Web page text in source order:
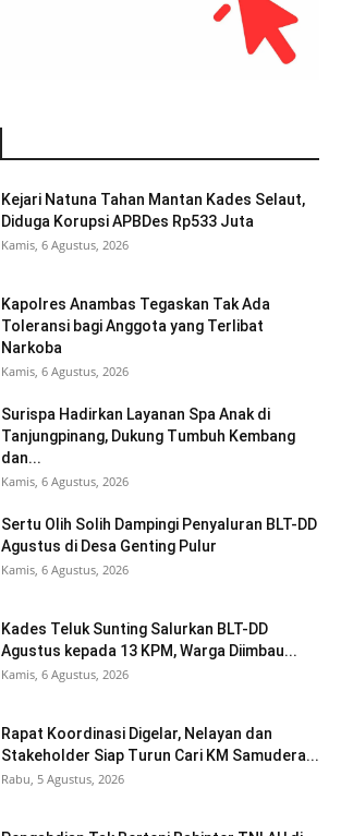
Kejari Natuna Tahan Mantan Kades Selaut,
Diduga Korupsi APBDes Rp533 Juta
Kamis, 6 Agustus, 2026
Kapolres Anambas Tegaskan Tak Ada
Toleransi bagi Anggota yang Terlibat
Narkoba
Kamis, 6 Agustus, 2026
Surispa Hadirkan Layanan Spa Anak di
Tanjungpinang, Dukung Tumbuh Kembang
dan...
Kamis, 6 Agustus, 2026
Sertu Olih Solih Dampingi Penyaluran BLT-DD
Agustus di Desa Genting Pulur
Kamis, 6 Agustus, 2026
Kades Teluk Sunting Salurkan BLT-DD
Agustus kepada 13 KPM, Warga Diimbau...
Kamis, 6 Agustus, 2026
Rapat Koordinasi Digelar, Nelayan dan
Stakeholder Siap Turun Cari KM Samudera...
Rabu, 5 Agustus, 2026